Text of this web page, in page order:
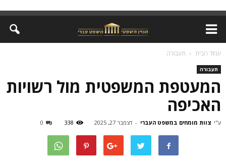
עמוד הבית תעבורה
תעבורה
המעטפת המשפטית מול רשויות
האכיפה
ע"י צוות מומחים במשפט העברי - דצמבר 27, 2025 338
0